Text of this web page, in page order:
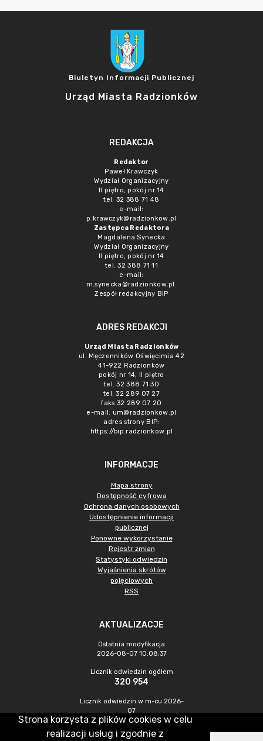
Biuletyn Informacji Publicznej
Urząd Miasta Radzionków
REDAKCJA
Redaktor
Paweł Krawczyk
Wydział Organizacyjny
II piętro, pokój nr 14
tel. 32 388 71 48
e-mail:
p.krawczyk@radzionkow.pl
Zastępca Redaktora
Magdalena Synecka
Wydział Organizacyjny
II piętro, pokój nr 14
tel. 32 388 71 11
e-mail:
m.synecka@radzionkow.pl
Zespół redakcyjny BIP
ADRES REDAKCJI
Urząd Miasta Radzionków
ul. Męczenników Oświęcimia 42
41-922 Radzionków
pokój nr 14, II piętro
tel. 32 388 71 30
tel. 32 289 07 27
faks 32 289 07 20
e-mail: um@radzionkow.pl
adres strony BIP:
https://bip.radzionkow.pl
INFORMACJE
Mapa strony
Dostępność cyfrowa
Ochrona danych osobowych
Udostępnienie informacji
publicznej
Ponowne wykorzystanie
Rejestr zmian
Statystyki odwiedzin
Wyjaśnienia skrótów
pojęciowych
RSS
AKTUALIZACJE
Ostatnia modyfikacja
2026-08-07 10:08:37
Licznik odwiedzin ogółem
320 954
Licznik odwiedzin w m-cu 2026-
07
1 013
Strona korzysta z plików cookies w celu
realizacji usług i zgodnie z